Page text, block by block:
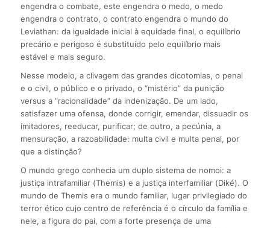
engendra o combate, este engendra o medo, o medo
engendra o contrato, o contrato engendra o mundo do
Leviathan: da igualdade inicial à equidade final, o equilíbrio
precário e perigoso é substituído pelo equilíbrio mais
estável e mais seguro.
Nesse modelo, a clivagem das grandes dicotomias, o penal
e o civil, o público e o privado, o “mistério” da punição
versus a “racionalidade” da indenização. De um lado,
satisfazer uma ofensa, donde corrigir, emendar, dissuadir os
imitadores, reeducar, purificar; de outro, a pecúnia, a
mensuração, a razoabilidade: multa civil e multa penal, por
que a distinção?
O mundo grego conhecia um duplo sistema de nomoi: a
justiça intrafamiliar (Themis) e a justiça interfamiliar (Diké). O
mundo de Themis era o mundo familiar, lugar privilegiado do
terror ético cujo centro de referência é o círculo da família e
nele, a figura do pai, com a forte presença de uma